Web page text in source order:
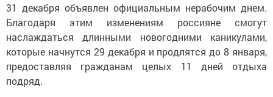
31 декабря объявлен официальным нерабочим днем.
Благодаря этим изменениям россияне смогут
наслаждаться длинными новогодними каникулами,
которые начнутся 29 декабря и продлятся до 8 января,
предоставляя гражданам целых 11 дней отдыха
подряд.